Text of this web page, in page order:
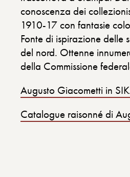
conoscenza dei
1910-17 con fantasie
Fonte di ispirazione
del nord. Ottenne
della Commissione
Augusto Giacometti in
Catalogue raisonné di